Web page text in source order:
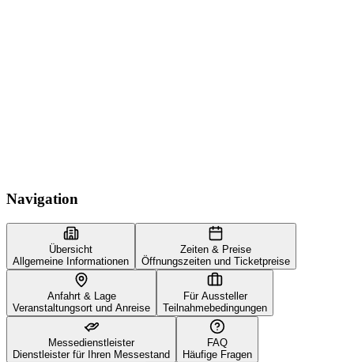
Navigation
Übersicht
Allgemeine Informationen
Zeiten & Preise
Öffnungszeiten und Ticketpreise
Anfahrt & Lage
Veranstaltungsort und Anreise
Für Aussteller
Teilnahmebedingungen
Messedienstleister
Dienstleister für Ihren Messestand
FAQ
Häufige Fragen